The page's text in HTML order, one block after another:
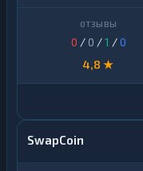
0 / 0 /1 /0
4,8 ★
SwapCoin